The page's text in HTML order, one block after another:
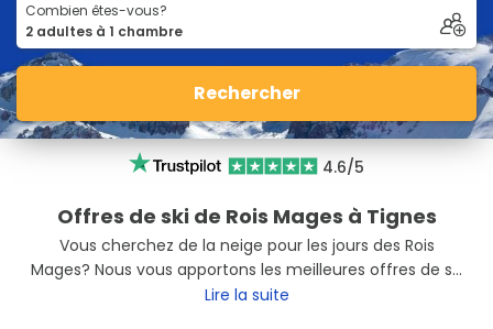
Combien êtes-vous?
Rechercher
4.6/5
Offres de ski de Rois Mages à Tignes
Vous cherchez de la neige pour les jours des Rois
Mages? Nous vous apportons les meilleures offres de ski
de Rois Mages à Tignes pour que vous profitiez au
Lire la suite